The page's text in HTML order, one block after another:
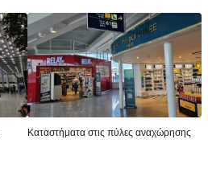
Καταστήματα στις πύλες αναχώρησης